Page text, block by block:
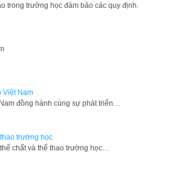
trong trường học đảm bảo các quy định.
Việt Nam
đồng hành cùng sự phát triển…
trường học
chất và thể thao trường học…